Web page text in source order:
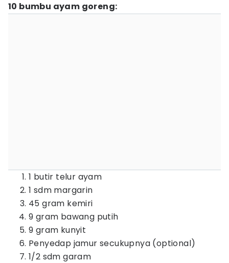
10 bumbu ayam goreng:
1 butir telur ayam
1 sdm margarin
45 gram kemiri
9 gram bawang putih
9 gram kunyit
Penyedap jamur secukupnya (optional)
1/2 sdm garam